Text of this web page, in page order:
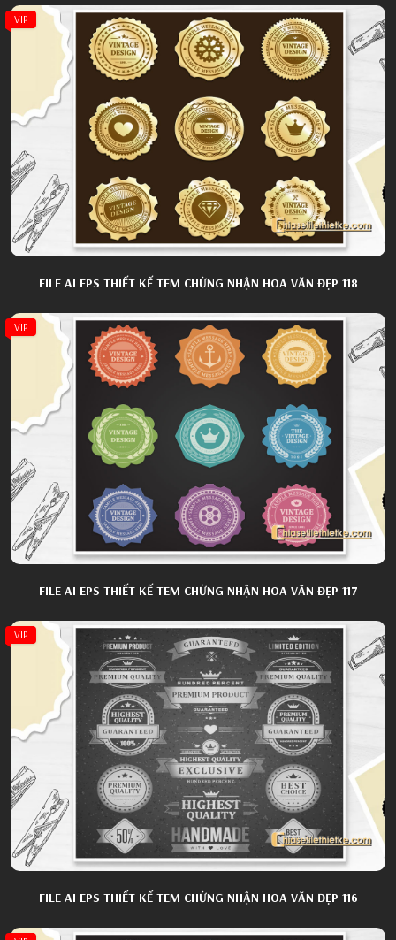
VIP
FILE AI EPS THIẾT KẾ TEM CHỨNG NHẬN HOA VĂN ĐẸP 118
VIP
FILE AI EPS THIẾT KẾ TEM CHỨNG NHẬN HOA VĂN ĐẸP 117
VIP
FILE AI EPS THIẾT KẾ TEM CHỨNG NHẬN HOA VĂN ĐẸP 116